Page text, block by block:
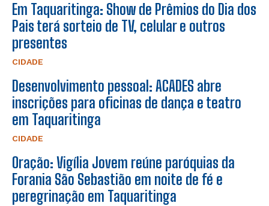
Em Taquaritinga: Show de Prêmios do Dia dos
Pais terá sorteio de TV, celular e outros
presentes
CIDADE
Desenvolvimento pessoal: ACADES abre
inscrições para oficinas de dança e teatro
em Taquaritinga
CIDADE
Oração: Vigília Jovem reúne paróquias da
Forania São Sebastião em noite de fé e
peregrinação em Taquaritinga